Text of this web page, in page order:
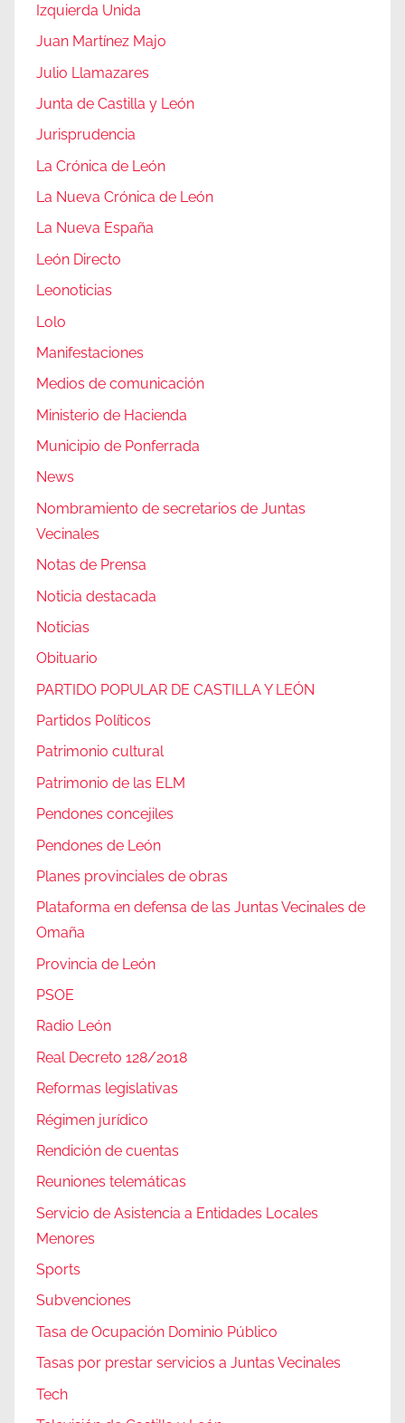
Izquierda Unida
Juan Martínez Majo
Julio Llamazares
Junta de Castilla y León
Jurisprudencia
La Crónica de León
La Nueva Crónica de León
La Nueva España
León Directo
Leonoticias
Lolo
Manifestaciones
Medios de comunicación
Ministerio de Hacienda
Municipio de Ponferrada
News
Nombramiento de secretarios de Juntas
Vecinales
Notas de Prensa
Noticia destacada
Noticias
Obituario
PARTIDO POPULAR DE CASTILLA Y LEÓN
Partidos Políticos
Patrimonio cultural
Patrimonio de las ELM
Pendones concejiles
Pendones de León
Planes provinciales de obras
Plataforma en defensa de las Juntas Vecinales de
Omaña
Provincia de León
PSOE
Radio León
Real Decreto 128/2018
Reformas legislativas
Régimen jurídico
Rendición de cuentas
Reuniones telemáticas
Servicio de Asistencia a Entidades Locales
Menores
Sports
Subvenciones
Tasa de Ocupación Dominio Público
Tasas por prestar servicios a Juntas Vecinales
Tech